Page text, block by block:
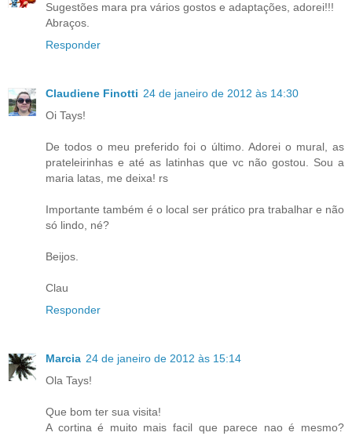
Sugestões mara pra vários gostos e adaptações, adorei!!!
Abraços.
Responder
Claudiene Finotti 24 de janeiro de 2012 às 14:30
Oi Tays!
De todos o meu preferido foi o último. Adorei o mural, as
prateleirinhas e até as latinhas que vc não gostou. Sou a
maria latas, me deixa! rs
Importante também é o local ser prático pra trabalhar e não
só lindo, né?
Beijos.
Clau
Responder
Marcia 24 de janeiro de 2012 às 15:14
Ola Tays!
Que bom ter sua visita!
A cortina é muito mais facil que parece nao é mesmo?